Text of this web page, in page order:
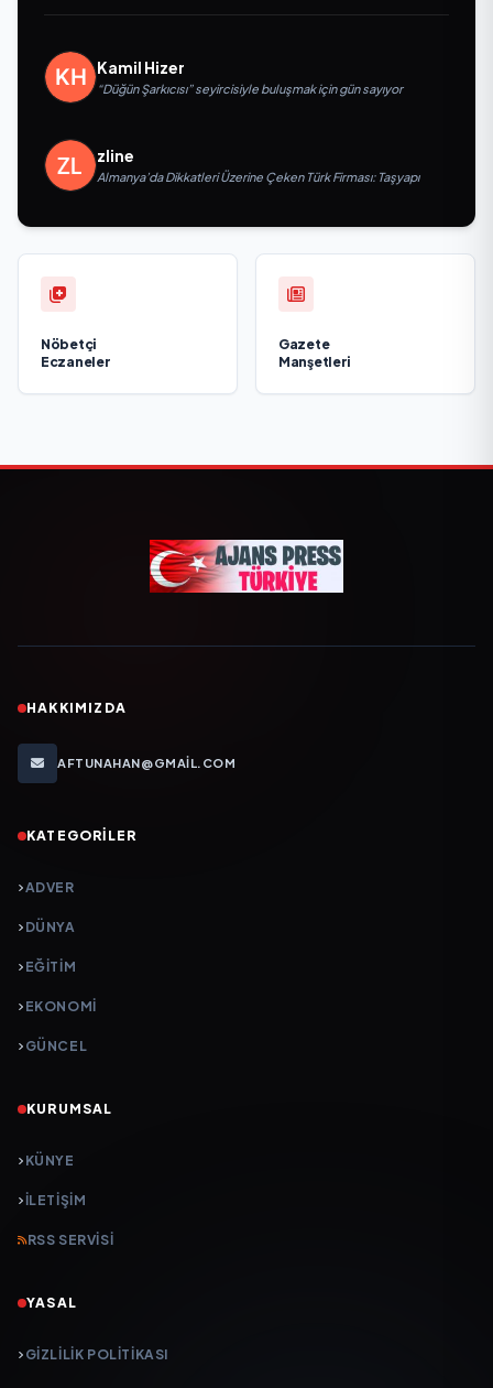
Kamil Hizer
“Düğün Şarkıcısı” seyircisiyle buluşmak için gün sayıyor
zline
Almanya’da Dikkatleri Üzerine Çeken Türk Firması: Taşyapı
Nöbetçi
Eczaneler
Gazete
Manşetleri
HAKKIMIZDA
AFTUNAHAN@GMAIL.COM
KATEGORILER
ADVER
DÜNYA
EĞİTİM
EKONOMİ
GÜNCEL
KURUMSAL
KÜNYE
İLETIŞIM
RSS SERVISI
YASAL
GIZLILIK POLITIKASI